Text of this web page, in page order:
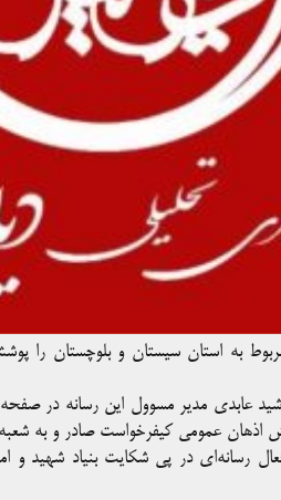
به استان سیستان و بلوچستان را
عابدی مدیر مسوول این رسانه در
صادر و به شعبه ۱۰۲ کیفری دو زاهدان ارجاع شد.
رسانه‌ای در پی شکایت بنیاد شهید و